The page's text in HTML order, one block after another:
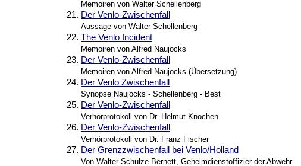
Memoiren von Walter Schellenberg
21. Der Venlo-Zwischenfall
Aussage von Walter Schellenberg
22. The Venlo Incident
Memoiren von Alfred Naujocks
23. Der Venlo-Zwischenfall
Memoiren von Alfred Naujocks (Übersetzung)
24. Der Venlo Zwischenfall
Synopse Naujocks - Schellenberg - Best
25. Der Venlo-Zwischenfall
Verhörprotokoll von Dr. Helmut Knochen
26. Der Venlo-Zwischenfall
Verhörprotokoll von Dr. Franz Fischer
27. Der Grenzzwischenfall bei Venlo/Holland
Von Walter Schulze-Bernett, Geheimdienstoffizier der Abwehr